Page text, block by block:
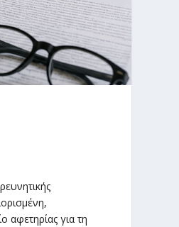
αφετηρίας για τη